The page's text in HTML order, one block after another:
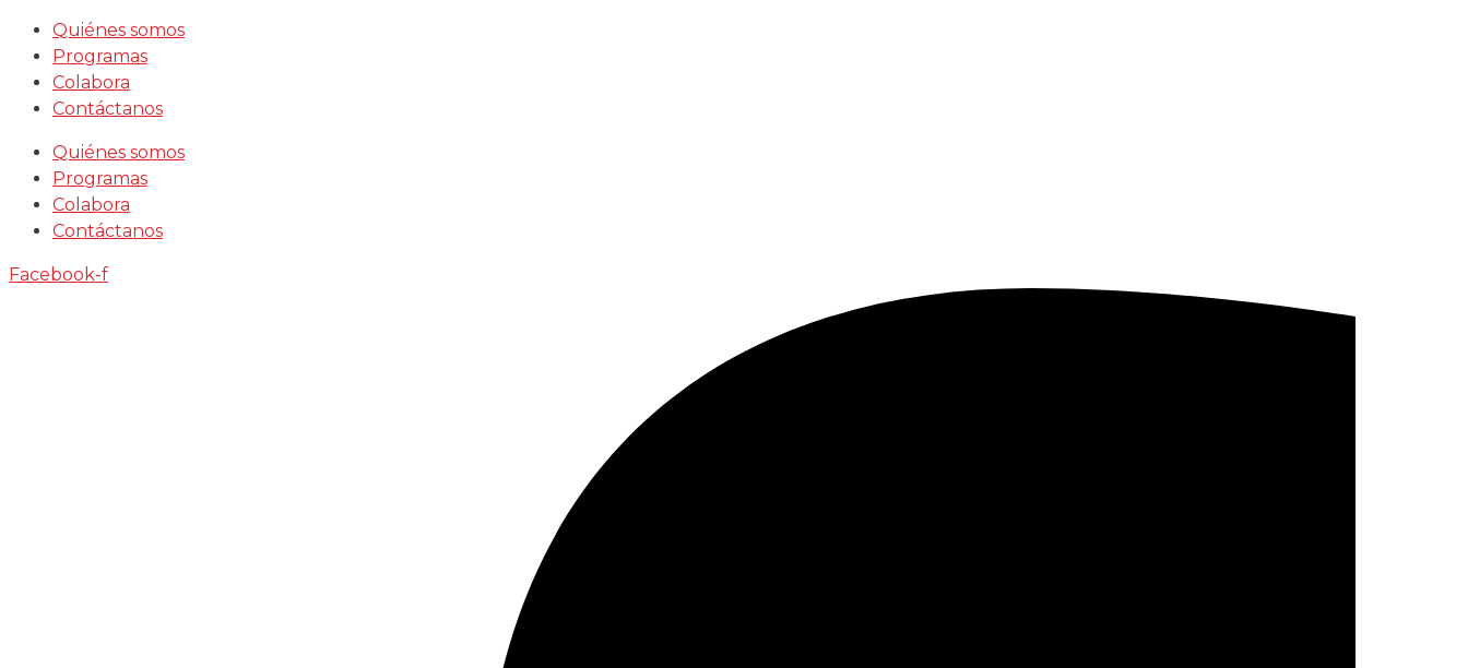
Saltar
contenido
Quiénes somos
Programas
Colabora
Contáctanos
Quiénes somos
Programas
Colabora
Contáctanos
Facebook-f